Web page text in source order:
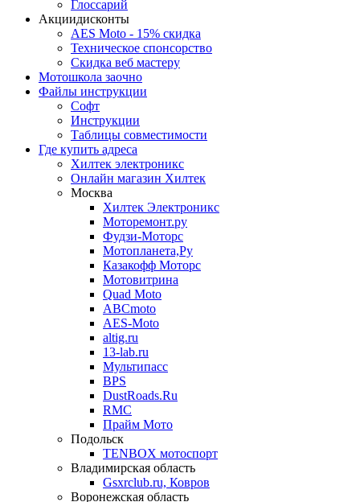
Глоссарий
Акциидисконты
AES Moto - 15% скидка
Техническое спонсорство
Скидка веб мастеру
Мотошкола заочно
Файлы инструкции
Софт
Инструкции
Таблицы совместимости
Где купить адреса
Хилтек электроникс
Онлайн магазин Хилтек
Москва
Хилтек Электроникс
Моторемонт.ру
Фудзи-Моторс
Мотопланета,Ру
Казакофф Моторс
Мотовитрина
Quad Moto
ABCmoto
AES-Moto
altig.ru
13-lab.ru
Мультипасс
BPS
DustRoads.Ru
RMC
Прайм Мото
Подольск
TENBOX мотоспорт
Владимирская область
Gsxrclub.ru, Ковров
Воронежская область